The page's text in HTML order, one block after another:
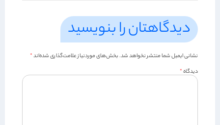
دیدگاهتان را بنویسید
نشانی ایمیل شما منتشر نخواهد شد.بخش‌های موردنیاز علامت‌گذاری شده‌اند*
دیدگاه*